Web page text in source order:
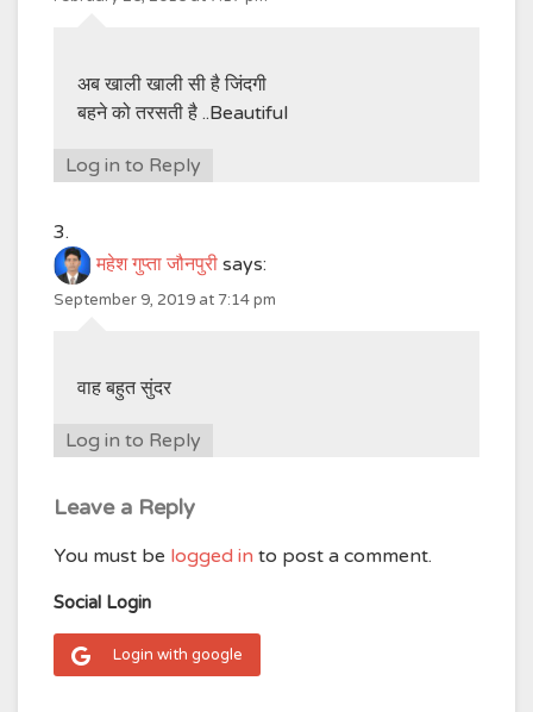
अब खाली खाली सी है जिंदगी
बहने को तरसती है ..Beautiful
Log in to Reply
महेश गुप्ता जौनपुरी says:
September 9, 2019 at 7:14 pm
वाह बहुत सुंदर
Log in to Reply
Leave a Reply
You must be logged in to post a comment.
Social Login
Login with google